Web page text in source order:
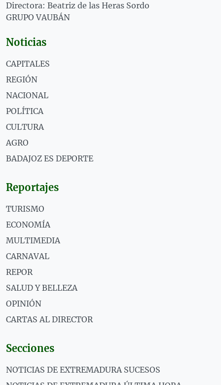
Directora: Beatriz de las Heras Sordo
GRUPO VAUBÁN
Noticias
CAPITALES
REGIÓN
NACIONAL
POLÍTICA
CULTURA
AGRO
BADAJOZ ES DEPORTE
Reportajes
TURISMO
ECONOMÍA
MULTIMEDIA
CARNAVAL
REPOR
SALUD Y BELLEZA
OPINIÓN
CARTAS AL DIRECTOR
Secciones
NOTICIAS DE EXTREMADURA SUCESOS